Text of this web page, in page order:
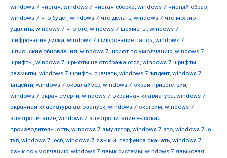
windows 7 чистая, windows 7 чистая сборка, windows 7 чистый образ,
windows 7 что будет, windows 7 что делать, windows 7 что можно
удалить, windows 7 что это, windows 7 шахматы, windows 7
шифрование диска, windows 7 шифрование папок, windows 7
шпионские обновления, windows 7 шрифт по умолчанию, windows 7
шрифты, windows 7 шрифты не отображаются, windows 7 шрифты
размыты, windows 7 шрифты скачать, windows 7 ъпдейт, windows 7
ъпдейти, windows 7 эквалайзер, windows 7 экран приветствия,
windows 7 экран смерти, windows 7 экранная клавиатура, windows 7
экранная клавиатура автозапуск, windows 7 экстрим, windows 7
электропитание, windows 7 электропитание высокая
производительность, windows 7 эмулятор, windows 7 это, windows 7 ю
туб, windows 7 юсб, windows 7 язык интерфейса скачать, windows 7
язык по умолчанию, windows 7 язык системы, windows 7 языковая